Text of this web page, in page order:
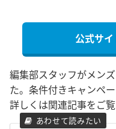
公式サ
編集部スタッフがメン
た。条件付きキャンペ
詳しくは関連記事をご覧